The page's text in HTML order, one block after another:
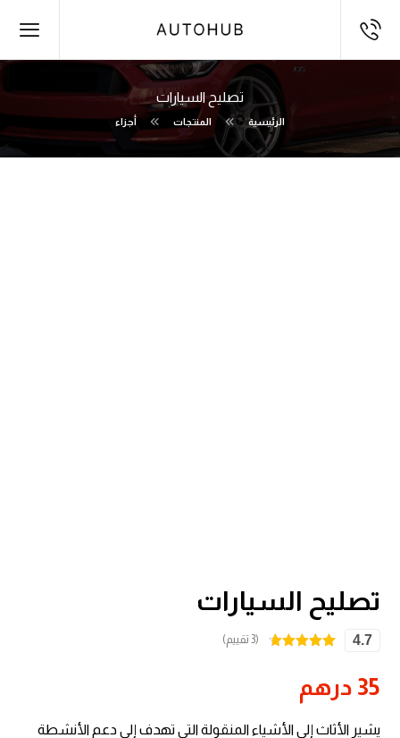
تصليح السيارات
الرئيسية المنتجات أجزاء
تصليح السيارات
4.7
5 بناءً على
تقييمعملاء
(3 تقييم)
35 درهم
يشير الأثاث إلى الأشياء المنقولة التي تهدف إلى دعم الأنشطة